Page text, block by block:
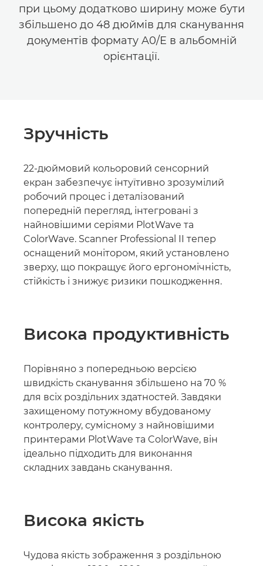
при цьому додатково ширину може бути
збільшено до 48 дюймів для сканування
документів формату A0/E в альбомній
орієнтації.
Зручність
22-дюймовий кольоровий сенсорний
екран забезпечує інтуїтивно зрозумілий
робочий процес і деталізований
попередній перегляд, інтегровані з
найновішими серіями PlotWave та
ColorWave. Scanner Professional II тепер
оснащений монітором, який установлено
зверху, що покращує його ергономічність,
стійкість і знижує ризики пошкодження.
Висока продуктивність
Порівняно з попередньою версією
швидкість сканування збільшено на 70 %
для всіх роздільних здатностей. Завдяки
захищеному потужному вбудованому
контролеру, сумісному з найновішими
принтерами PlotWave та ColorWave, він
ідеально підходить для виконання
складних завдань сканування.
Висока якість
Чудова якість зображення з роздільною